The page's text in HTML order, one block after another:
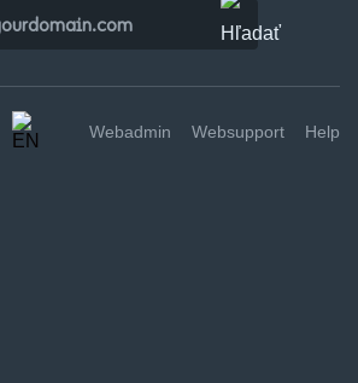
Webadmin Websupport Help